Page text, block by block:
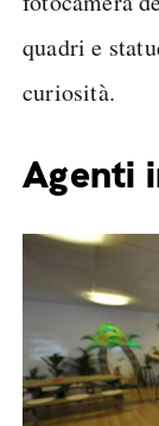
quadri e
curiosità.
Agenti